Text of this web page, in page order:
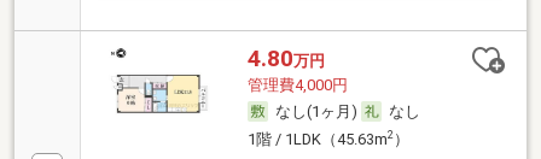
4.80万円
管理費4,000円
なし(1ヶ月)
なし
1階 / 1LDK（45.63m2）